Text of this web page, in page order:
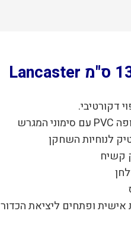
לנוחיות השחקן
קשיח
ופתחים ליציאת הכדור